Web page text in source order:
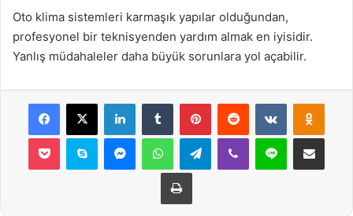
Oto klima sistemleri karmaşık yapılar olduğundan,
profesyonel bir teknisyenden yardım almak en iyisidir.
Yanlış müdahaleler daha büyük sorunlara yol açabilir.
Facebook
X LinkedInTumblr PinterestReddit VKontakte
Pocket Skype MessengerWhatsAppTelegramViber Line E-Posta ile
Yazdır